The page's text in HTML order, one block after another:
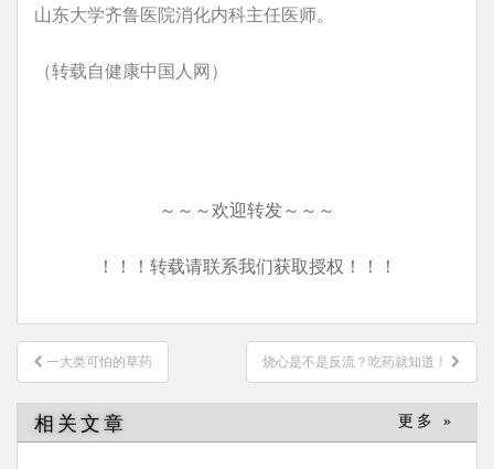
山东大学齐鲁医院消化内科主任医师。
（转载自健康中国人网）
～～～欢迎转发～～～
！！！转载请联系我们获取授权！！！
文
章
导
航
一大类可怕的草药 烧心是不是反流？吃药就知道！
相关文章 更多 »